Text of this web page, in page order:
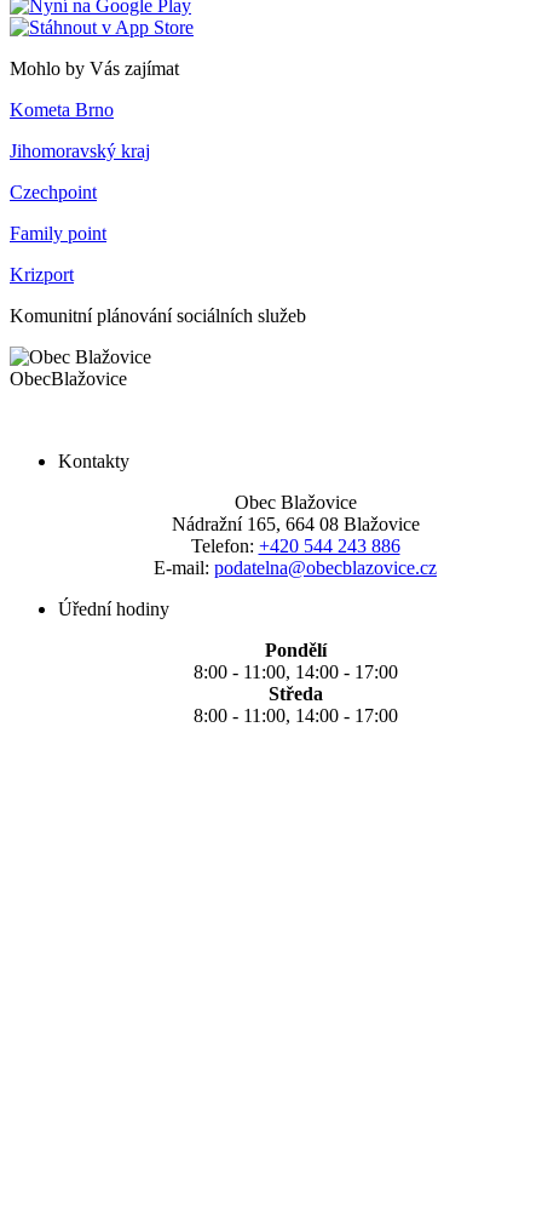
Mohlo by Vás zajímat
Kometa Brno
Jihomoravský kraj
Czechpoint
Family point
Krizport
Komunitní plánování sociálních služeb
ObecBlažovice
Kontakty
Obec Blažovice
Nádražní 165, 664 08 Blažovice
Telefon: +420 544 243 886
E-mail: podatelna@obecblazovice.cz
Úřední hodiny
Pondělí
8:00 - 11:00, 14:00 - 17:00
Středa
8:00 - 11:00, 14:00 - 17:00